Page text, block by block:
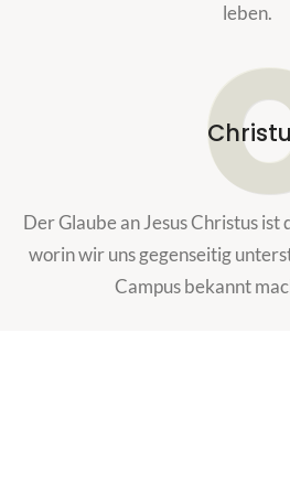
leben.
Der Glaube an Jesus Christus ist
worin wir uns gegenseitig
Campus bekannt